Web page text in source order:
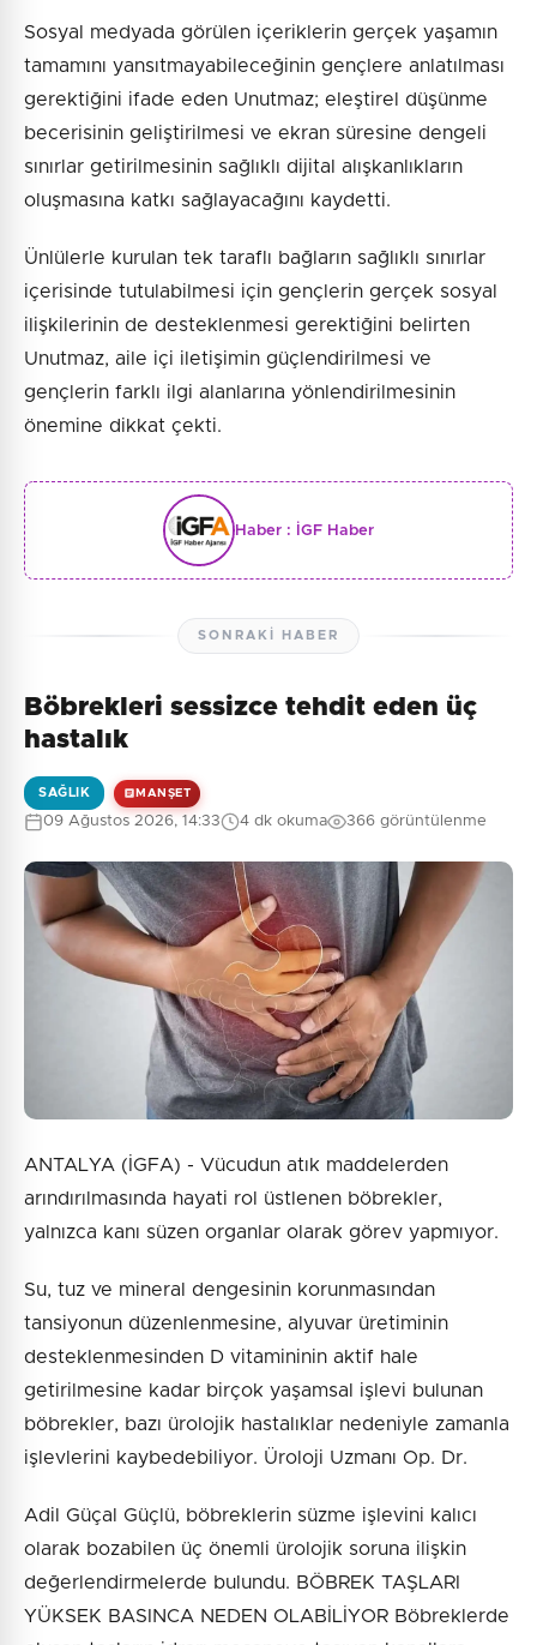
Sosyal medyada görülen içeriklerin gerçek yaşamın
tamamını yansıtmayabileceğinin gençlere anlatılması
gerektiğini ifade eden Unutmaz; eleştirel düşünme
becerisinin geliştirilmesi ve ekran süresine dengeli
sınırlar getirilmesinin sağlıklı dijital alışkanlıkların
oluşmasına katkı sağlayacağını kaydetti.
Ünlülerle kurulan tek taraflı bağların sağlıklı sınırlar
içerisinde tutulabilmesi için gençlerin gerçek sosyal
ilişkilerinin de desteklenmesi gerektiğini belirten
Unutmaz, aile içi iletişimin güçlendirilmesi ve
gençlerin farklı ilgi alanlarına yönlendirilmesinin
önemine dikkat çekti.
Haber : İGF Haber
SONRAKI HABER
Böbrekleri sessizce tehdit eden üç
hastalık
SAĞLIK MANŞET
09 Ağustos 2026, 14:33 4 dk okuma 366 görüntülenme
ANTALYA (İGFA) - Vücudun atık maddelerden
arındırılmasında hayati rol üstlenen böbrekler,
yalnızca kanı süzen organlar olarak görev yapmıyor.
Su, tuz ve mineral dengesinin korunmasından
tansiyonun düzenlenmesine, alyuvar üretiminin
desteklenmesinden D vitamininin aktif hale
getirilmesine kadar birçok yaşamsal işlevi bulunan
böbrekler, bazı ürolojik hastalıklar nedeniyle zamanla
işlevlerini kaybedebiliyor. Üroloji Uzmanı Op. Dr.
Adil Güçal Güçlü, böbreklerin süzme işlevini kalıcı
olarak bozabilen üç önemli ürolojik soruna ilişkin
değerlendirmelerde bulundu. BÖBREK TAŞLARI
YÜKSEK BASINCA NEDEN OLABİLİYOR Böbreklerde